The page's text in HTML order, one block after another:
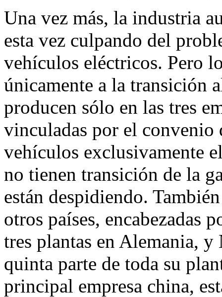
Una vez más, la industria
esta vez culpando del
vehículos eléctricos. Pero
únicamente a la transición
producen sólo en las tres
vinculadas por el convenio
vehículos exclusivamente
no tienen transición de la
están despidiendo.
otros países, encabezadas
tres plantas en Alemania, y
quinta parte de toda su
principal empresa china,